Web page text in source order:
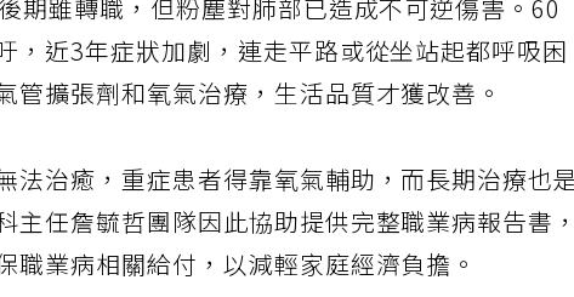
期雖轉職，但粉塵對肺部已造成不可逆傷害。60
，近3年症狀加劇，連走平路或從坐站起都呼吸困
管擴張劑和氧氣治療，生活品質才獲改善。
法治癒，重症患者得靠氧氣輔助，而長期治療也
主任詹毓哲團隊因此協助提供完整職業病報告書
職業病相關給付，以減輕家庭經濟負擔。